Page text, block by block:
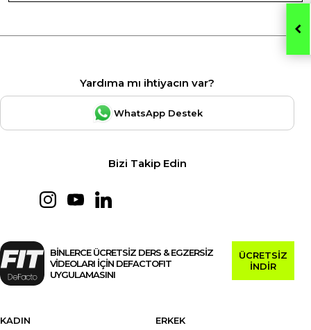
Yardıma mı ihtiyacın var?
WhatsApp Destek
Bizi Takip Edin
BİNLERCE ÜCRETSİZ DERS & EGZERSİZ
VİDEOLARI İÇİN DEFACTOFIT
UYGULAMASINI
ÜCRETSİZ
İNDİR
KADIN
ERKEK